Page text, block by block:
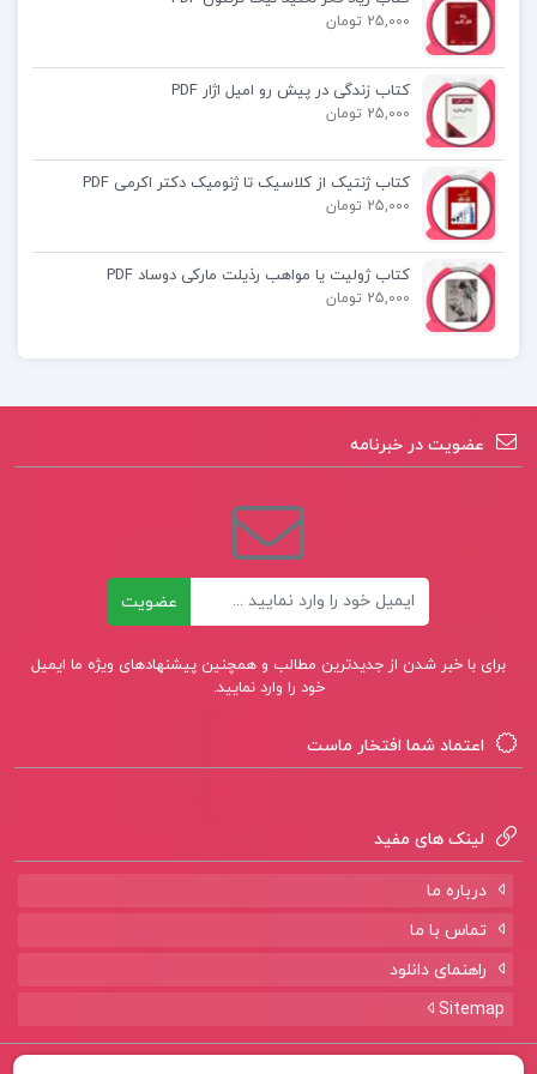
علوم و فنون ادبی جامع کنکور pdf
پی دی اف کتاب علوم و فنون جامع
دانلود کتاب علوم و فنون ادبی جامع کنکور
دانلود پی دی اف کتاب علوم و فنون ادبی جامع کنکور
مهروماه
کتاب مدیریت رفتار سازمانی زهرا برومند
کتاب روانشناسی فیزیولوژیکی کالات یحیی سید
محمدی
کتاب هوش مصنوعی پوران پژوهش مهدیه شادی
25,000 تومان
کتاب زندگی در پیش رو امیل اژار PDF
25,000 تومان
کتاب ژنتیک از کلاسیک تا ژنومیک دکتر اکرمی PDF
25,000 تومان
کتاب ژولیت یا مواهب رذیلت مارکی دوساد PDF
25,000 تومان
عضویت در خبرنامه
عضویت
برای با خبر شدن از جدیدترین مطالب و همچنین پیشنهادهای ویژه ما ایمیل
خود را وارد نمایید.
اعتماد شما افتخار ماست
لینک های مفید
درباره ما
تماس با ما
راهنمای دانلود
Sitemap